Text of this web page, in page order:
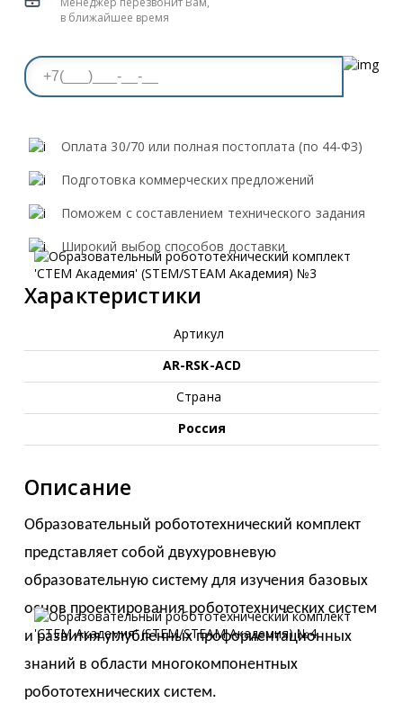
в ближайшее время
Оплата 30/70 или полная постоплата (по 44-ФЗ)
Подготовка коммерческих предложений
Поможем с составлением технического задания
Широкий выбор способов доставки
Характеристики
Артикул
AR-RSK-ACD
Страна
Россия
Описание
Образовательный робототехнический комплект
представляет собой двухуровневую
образовательную систему для изучения базовых
основ проектирования робототехнических систем
и развития углубленных профориентационных
знаний в области многокомпонентных
робототехнических систем.